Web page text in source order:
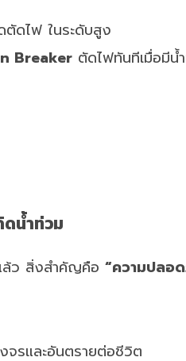
ดไฟ ในระดับสูง
Breaker ตัดไฟทันทีเมื่อมีน้
ดน้ำท่วม
ล้ว สิ่งสำคัญคือ “ความปลอ
รและอันตรายต่อชีวิต